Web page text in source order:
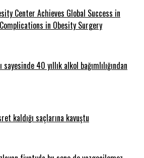
Center Achieves Global Success in
in Obesity Surgery
40 yıllık alkol bağımlılığından
kaldığı saçlarına kavuştu